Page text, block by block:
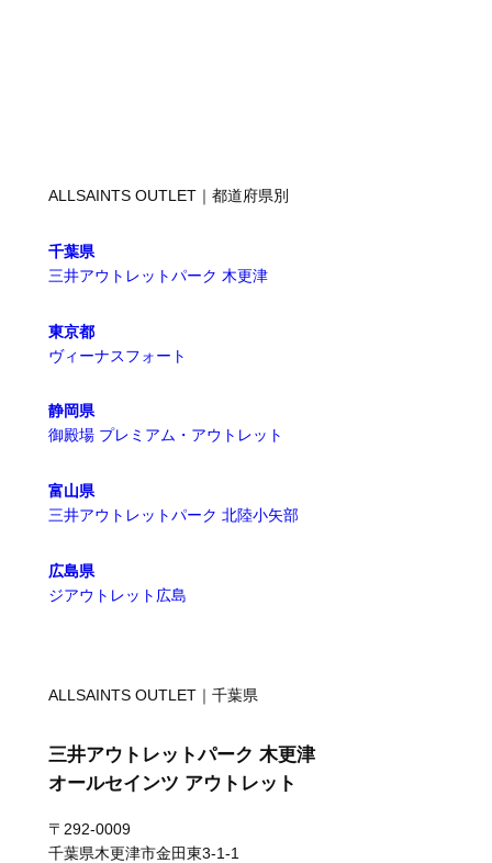
ALLSAINTS OUTLET｜都道府県別
千葉県
三井アウトレットパーク 木更津
東京都
ヴィーナスフォート
静岡県
御殿場 プレミアム・アウトレット
富山県
三井アウトレットパーク 北陸小矢部
広島県
ジアウトレット広島
ALLSAINTS OUTLET｜千葉県
三井アウトレットパーク 木更津
オールセインツ アウトレット
〒292-0009
千葉県木更津市金田東3-1-1